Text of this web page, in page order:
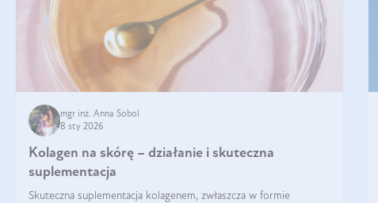
mgr inż. Anna Sobol
8 sty 2026
Kolagen na skórę – działanie i skuteczna
suplementacja
Skuteczna suplementacja kolagenem, zwłaszcza w formie